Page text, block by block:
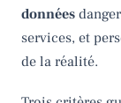
données
services, et
de la réalité.